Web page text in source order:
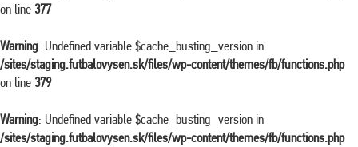
on line 377
Warning: Undefined variable $cache_busting_version in
/sites/staging.futbalovysen.sk/files/wp-content/themes/fb/functions.php
on line 379
Warning: Undefined variable $cache_busting_version in
/sites/staging.futbalovysen.sk/files/wp-content/themes/fb/functions.php